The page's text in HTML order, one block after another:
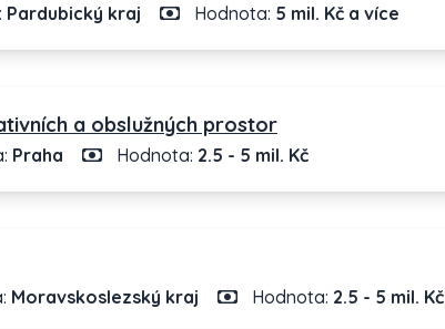
Pardubický kraj Hodnota: 5 mil. Kč a více
a obslužných prostor
Praha Hodnota: 2.5 - 5 mil. Kč
Moravskoslezský kraj Hodnota: 2.5 - 5 mil. Kč